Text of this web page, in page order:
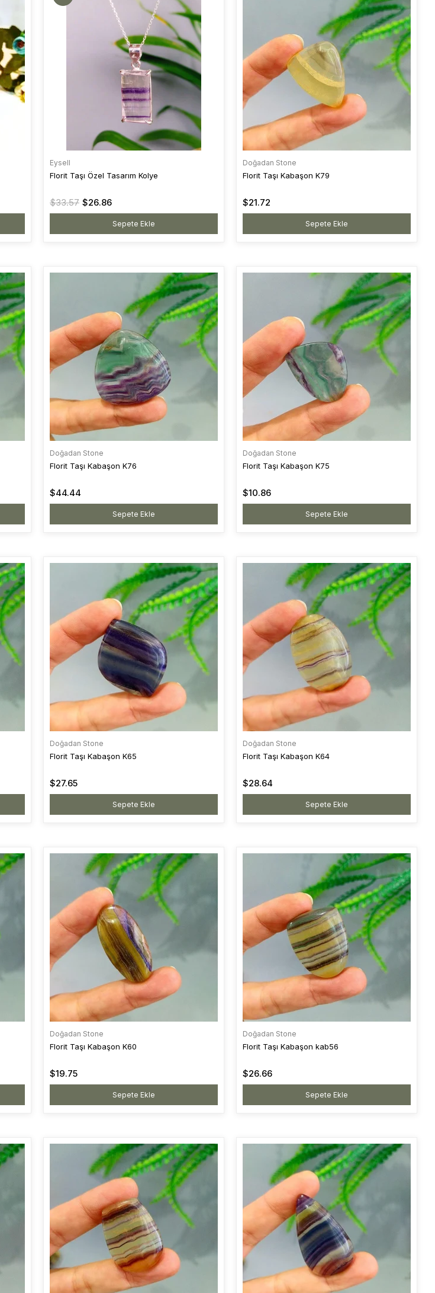
Eysell
Florit Taşı Özel Tasarım Kolye
$26.86
$33.57
Sepete Ekle
Doğadan Stone
Florit Taşı Kabaşon K79
$21.72
Sepete Ekle
Doğadan Stone
Florit Taşı Kabaşon K76
$44.44
Sepete Ekle
Doğadan Stone
Florit Taşı Kabaşon K75
$10.86
Sepete Ekle
Doğadan Stone
Florit Taşı Kabaşon K65
$27.65
Sepete Ekle
Doğadan Stone
Florit Taşı Kabaşon K64
$28.64
Sepete Ekle
Doğadan Stone
Florit Taşı Kabaşon K60
$19.75
Sepete Ekle
Doğadan Stone
Florit Taşı Kabaşon kab56
$26.66
Sepete Ekle